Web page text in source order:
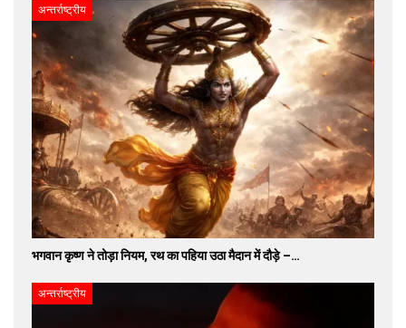
अन्तर्राष्ट्रीय
भगवान कृष्ण ने तोड़ा नियम, रथ का पहिया उठा मैदान में दौड़े –…
अन्तर्राष्ट्रीय